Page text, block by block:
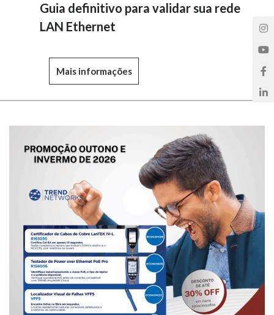
Guia definitivo para validar sua rede
LAN Ethernet
Mais informações